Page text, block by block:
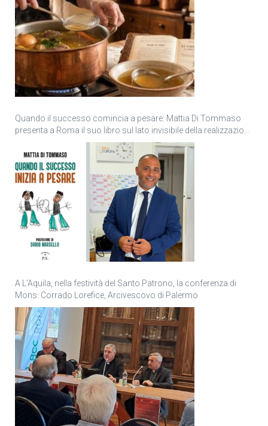
Quando il successo comincia a pesare: Mattia Di Tommaso
presenta a Roma il suo libro sul lato invisibile della realizzazione
A L’Aquila, nella festività del Santo Patrono, la conferenza di
Mons. Corrado Lorefice, Arcivescovo di Palermo